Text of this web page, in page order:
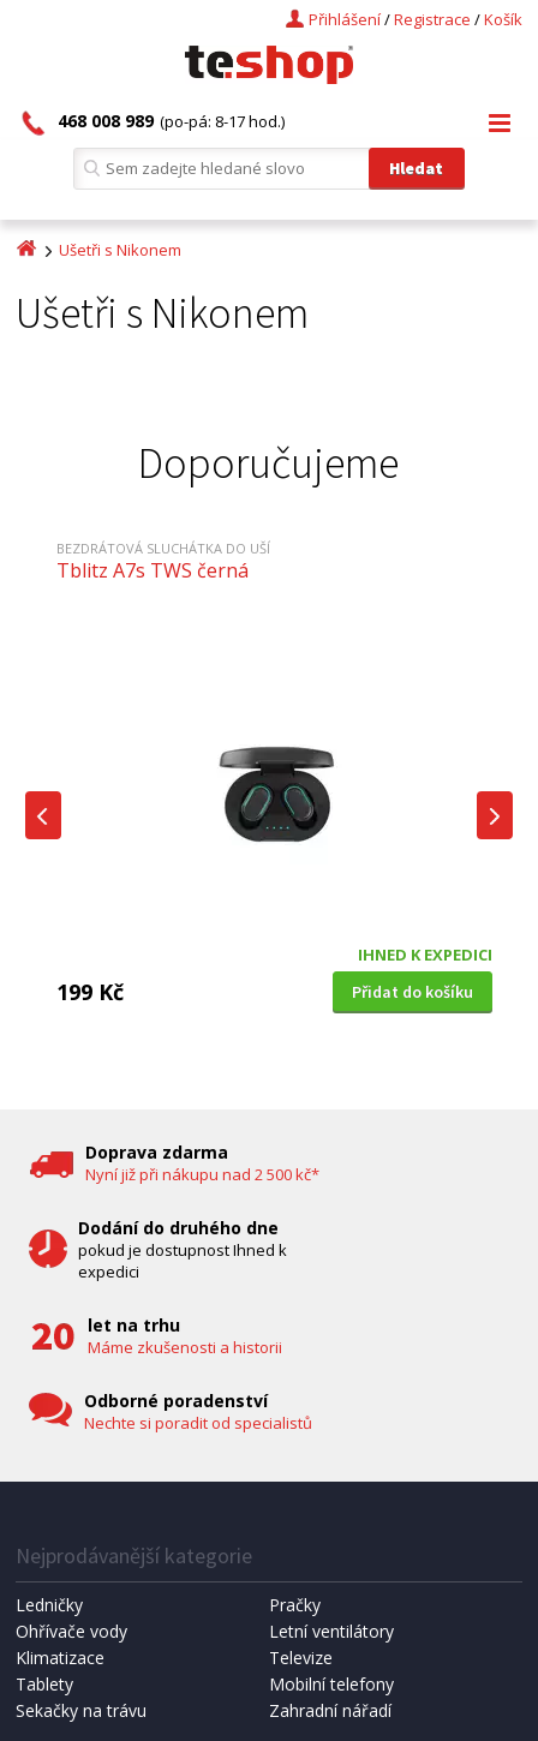
Košík
/
Registrace
/
Přihlášení
468 008 989 (po-pá: 8-17 hod.)
Ušetři s Nikonem
Ušetři s Nikonem
Doporučujeme
BEZDRÁTOVÁ SLUCHÁTKA DO UŠÍ
Tblitz A7s TWS černá
IHNED K EXPEDICI
199 Kč Přidat do košíku
NÁHRADNÍ SÁČKY DO VYSAVAČE
Koma KRA-SB02S (Multi Bag, S-BAG SMS)
Doprava zdarma
Nyní již při nákupu nad 2 500 kč*
Dodání do druhého dne
pokud je dostupnost Ihned k
expedici
let na trhu
Máme zkušenosti a historii
Odborné poradenství
Nechte si poradit od specialistů
Nejprodávanější kategorie
Ledničky
Pračky
Ohřívače vody
Letní ventilátory
Klimatizace
Televize
Tablety
Mobilní telefony
Sekačky na trávu
Zahradní nářadí